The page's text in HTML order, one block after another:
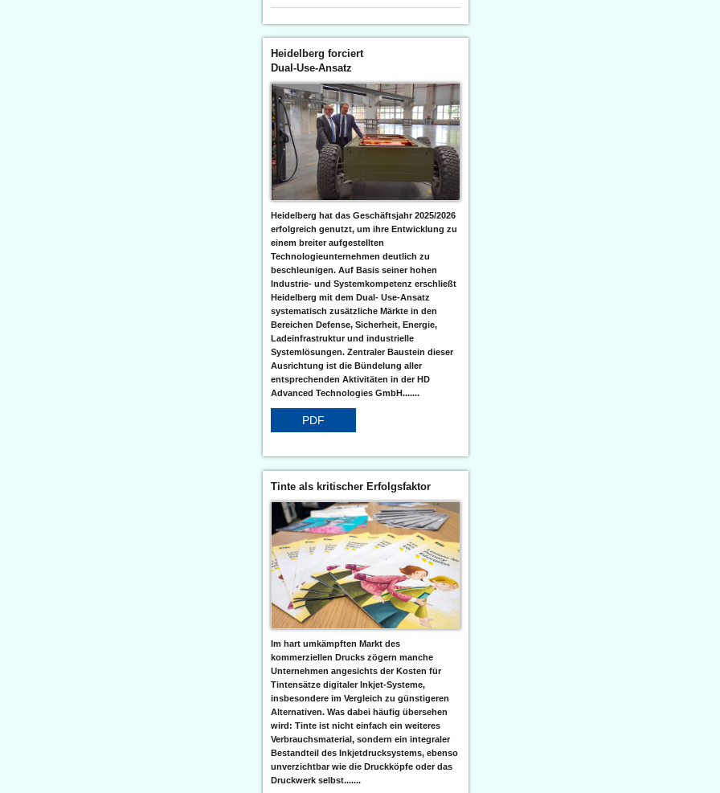
Heidelberg forciert
Dual-Use-Ansatz
Heidelberg hat das Geschäftsjahr 2025/2026
erfolgreich genutzt, um ihre Entwicklung zu
einem breiter aufgestellten
Technologieunternehmen deutlich zu
beschleunigen. Auf Basis seiner hohen
Industrie- und Systemkompetenz erschließt
Heidelberg mit dem Dual- Use-Ansatz
systematisch zusätzliche Märkte in den
Bereichen Defense, Sicherheit, Energie,
Ladeinfrastruktur und industrielle
Systemlösungen. Zentraler Baustein dieser
Ausrichtung ist die Bündelung aller
entsprechenden Aktivitäten in der HD
Advanced Technologies GmbH.......
PDF
Tinte als kritischer Erfolgsfaktor
Im hart umkämpften Markt des
kommerziellen Drucks zögern manche
Unternehmen angesichts der Kosten für
Tintensätze digitaler Inkjet-Systeme,
insbesondere im Vergleich zu günstigeren
Alternativen. Was dabei häufig übersehen
wird: Tinte ist nicht einfach ein weiteres
Verbrauchsmaterial, sondern ein integraler
Bestandteil des Inkjetdrucksystems, ebenso
unverzichtbar wie die Druckköpfe oder das
Druckwerk selbst.......